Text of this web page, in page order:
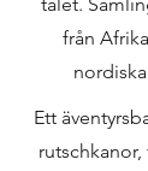
från
Ett